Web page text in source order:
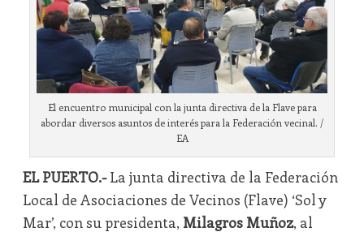
El encuentro municipal con la junta directiva de la Flave para
abordar diversos asuntos de interés para la Federación vecinal. /
EA
EL PUERTO.-La junta directiva de la Federación
Local de Asociaciones de Vecinos (Flave) ‘Sol y
Mar’, con su presidenta, Milagros Muñoz, al